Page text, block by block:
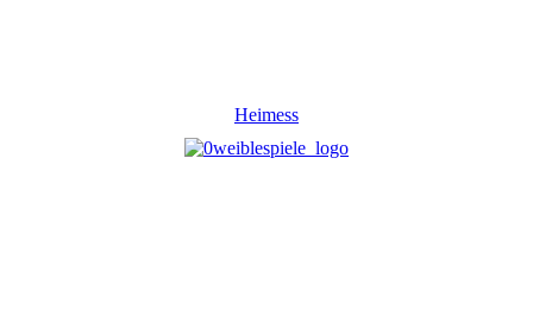
Heimess